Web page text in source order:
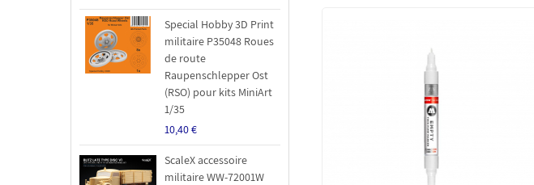
Special Hobby 3D Print
militaire P35048 Roues
de route
Raupenschlepper Ost
(RSO) pour kits MiniArt
1/35
10,40 €
ScaleX accessoire
militaire WW-72001W